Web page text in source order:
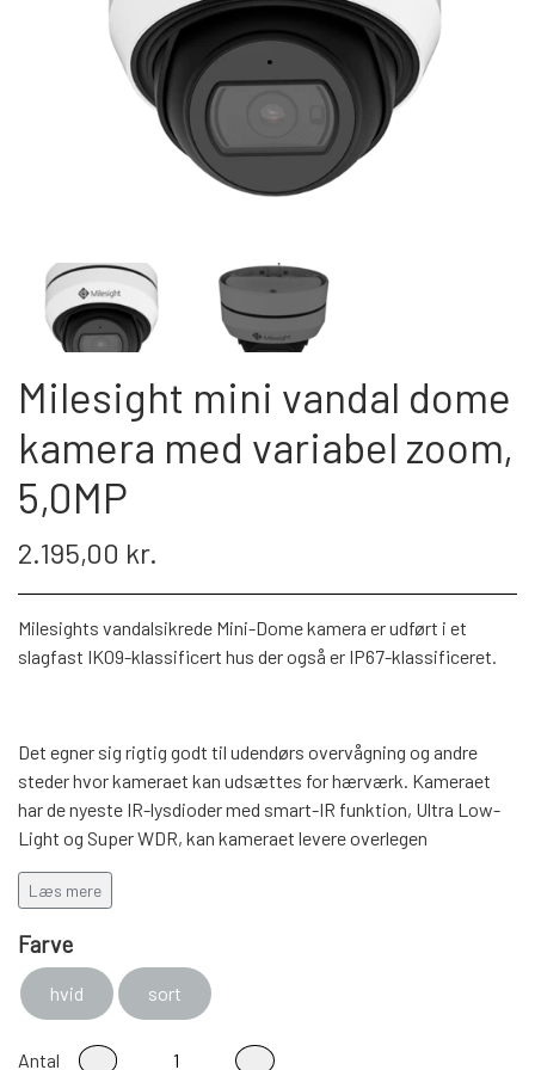
TILBEHØR TIL VIDEOOVERVÅGNING
KAMERA TIL NAS & SERVER
INSTALLATION
KONTAKT OS
Milesight mini vandal dome
kamera med variabel zoom,
5,0MP
2.195,00 kr.
Milesights vandalsikrede Mini-Dome kamera er udført i et
slagfast IK09-klassificert hus der også er IP67-klassificeret.
Det egner sig rigtig godt til udendørs overvågning og andre
steder hvor kameraet kan udsættes for hærværk. Kameraet
har de nyeste IR-lysdioder med smart-IR funktion, Ultra Low-
Light og Super WDR, kan kameraet levere overlegen
billedkvalitet døgnet rundt.
Leveres med den høje 5 megapixel opløsning og Variabel
zoom: 2,8 - 8,4mm
Læs mere
Farve
hvid sort
Antal